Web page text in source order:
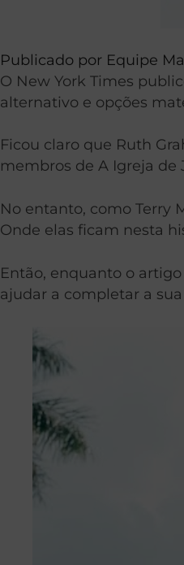
Publicado por Equipe
O New York Times
alternativo e opções
Ficou claro que Ruth
membros de A Igreja de
No entanto, como Terry
Onde elas ficam nesta
Então, enquanto o
ajudar a completar a